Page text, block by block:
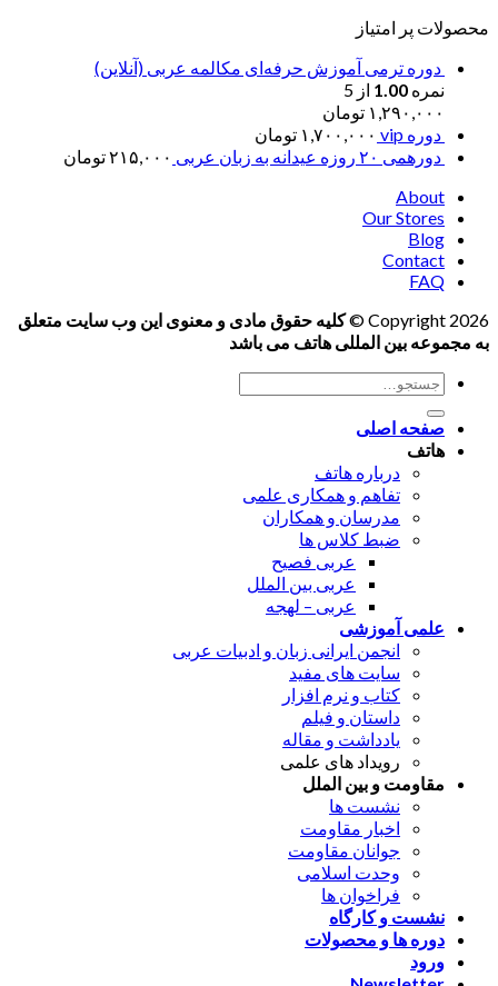
محصولات پر امتیاز
دوره ترمی آموزش حرفه‌ای مکالمه عربی (آنلاین)
نمره 1.00 از 5
۱,۲۹۰,۰۰۰ تومان
دوره vip
۱,۷۰۰,۰۰۰ تومان
دورهمی ۲۰ روزه عیدانه به زبان عربی
۲۱۵,۰۰۰تومان
About
Our Stores
Blog
Contact
FAQ
Copyright 2026 ©
کلیه حقوق مادی و معنوی این وب سایت متعلق
به مجموعه بین المللی هاتف می باشد
جستجو
صفحه اصلی
هاتف
درباره هاتف
تفاهم و همکاری علمی
مدرسان و همکاران
ضبط کلاس ها
عربی فصیح
عربی بین الملل
عربی – لهجه
علمی آموزشی
انجمن ایرانی زبان و ادبیات عربی
سایت های مفید
کتاب و نرم افزار
داستان و فیلم
یادداشت و مقاله
رویداد های علمی
مقاومت و بین الملل
نشست ها
اخبار مقاومت
جوانان مقاومت
وحدت اسلامی
فراخوان ها
نشست و کارگاه
دوره ها و محصولات
ورود